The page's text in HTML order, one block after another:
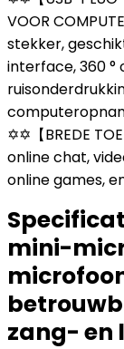
VOOR
stekker,
interface, 360
✡✡【BREDE
online chat,
online games,
mini-
zang- en